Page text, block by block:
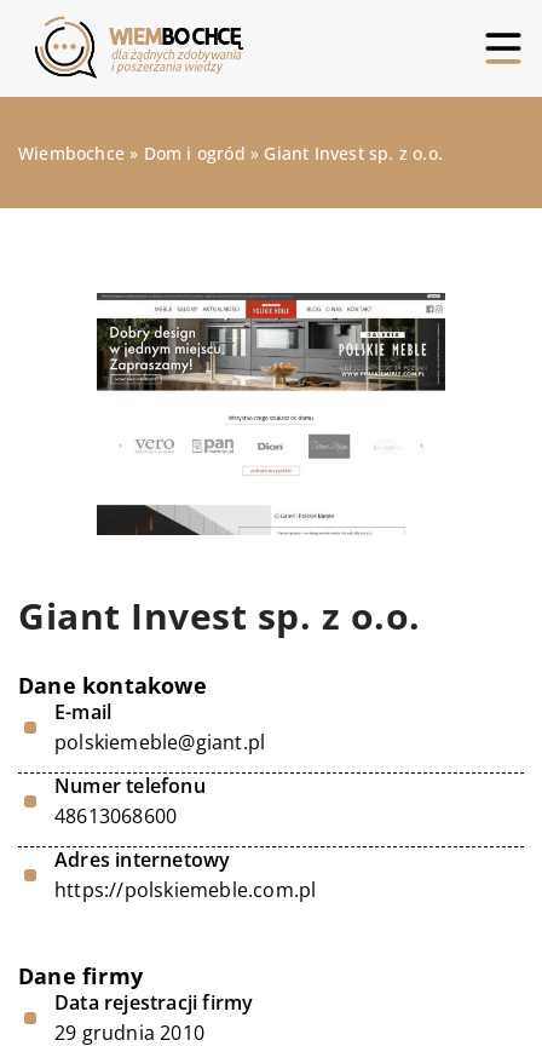
Wiembochce » Dom i ogród » Giant Invest sp. z o.o.
Giant Invest sp. z o.o.
Dane kontakowe
E-mail
polskiemeble@giant.pl
Numer telefonu
48613068600
Adres internetowy
https://polskiemeble.com.pl
Dane firmy
Data rejestracji firmy
29 grudnia 2010